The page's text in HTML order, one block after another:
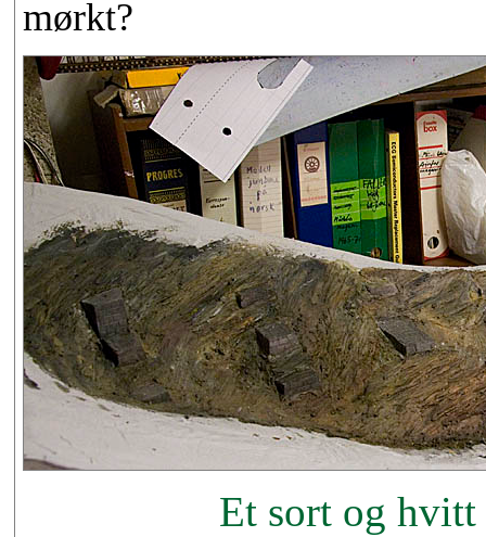
mørkt?
Et sort og hvitt